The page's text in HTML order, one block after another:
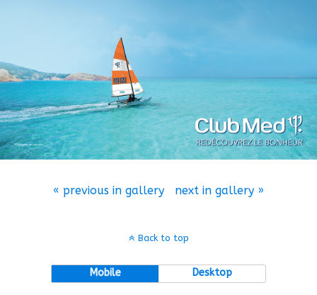
« previous in gallery next in gallery »
Back to top
Mobile Desktop